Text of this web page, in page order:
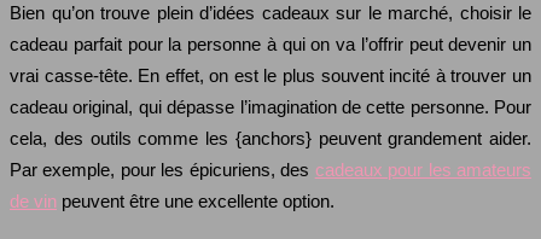
Bien qu’on trouve plein d’idées cadeaux sur le marché, choisir le
cadeau parfait pour la personne à qui on va l’offrir peut devenir un
vrai casse-tête. En effet, on est le plus souvent incité à trouver un
cadeau original, qui dépasse l’imagination de cette personne. Pour
cela, des outils comme les {anchors} peuvent grandement aider.
Par exemple, pour les épicuriens, des cadeaux pour les amateurs
de vin peuvent être une excellente option.